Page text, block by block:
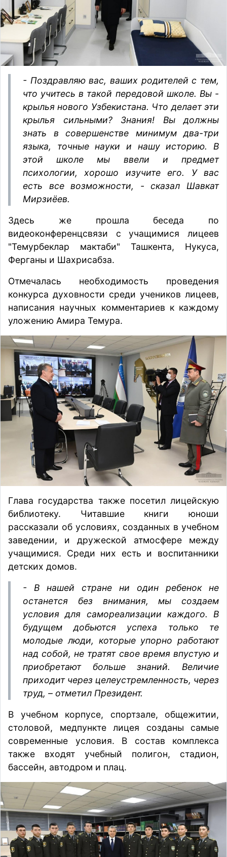
- Поздравляю вас, ваших родителей с тем,
что учитесь в такой передовой школе. Вы -
крылья нового Узбекистана. Что делает эти
крылья сильными? Знания! Вы должны
знать в совершенстве минимум два-три
языка, точные науки и нашу историю. В
этой школе мы ввели и предмет
психологии, хорошо изучите его. У вас
есть все возможности, - сказал Шавкат
Мирзиёев.
Здесь же прошла беседа по
видеоконференцсвязи с учащимися лицеев
"Темурбеклар мактаби" Ташкента, Нукуса,
Ферганы и Шахрисабза.
Отмечалась необходимость проведения
конкурса духовности среди учеников лицеев,
написания научных комментариев к каждому
уложению Амира Темура.
Глава государства также посетил лицейскую
библиотеку. Читавшие книги юноши
рассказали об условиях, созданных в учебном
заведении, и дружеской атмосфере между
учащимися. Среди них есть и воспитанники
детских домов.
- В нашей стране ни один ребенок не
останется без внимания, мы создаем
условия для самореализации каждого. В
будущем добьются успеха только те
молодые люди, которые упорно работают
над собой, не тратят свое время впустую и
приобретают больше знаний. Величие
приходит через целеустремленность, через
труд, – отметил Президент.
В учебном корпусе, спортзале, общежитии,
столовой, медпункте лицея созданы самые
современные условия. В состав комплекса
также входят учебный полигон, стадион,
бассейн, автодром и плац.